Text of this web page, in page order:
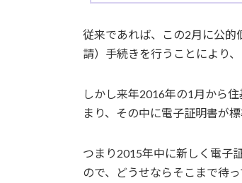
従来であれば、この2月に公的
請）手続きを行うことにより
しかし来年2016年の1月から
まり、その中に電子証明書が
つまり2015年中に新しく電子
ので、どうせならそこまで待